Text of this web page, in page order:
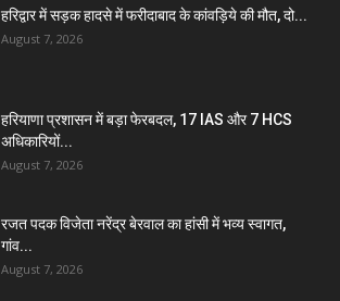
हरिद्वार में सड़क हादसे में फरीदाबाद के कांवड़िये की मौत, दो...
August 7, 2026
हरियाणा प्रशासन में बड़ा फेरबदल, 17 IAS और 7 HCS
अधिकारियों...
August 7, 2026
रजत पदक विजेता नरेंद्र बेरवाल का हांसी में भव्य स्वागत,
गांव...
August 7, 2026